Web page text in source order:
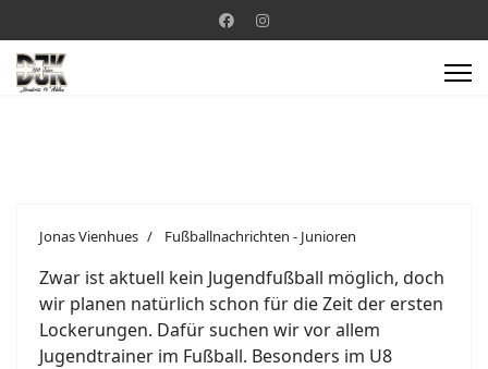
Jonas Vienhues Fußballnachrichten - Junioren
Zwar ist aktuell kein Jugendfußball möglich, doch
wir planen natürlich schon für die Zeit der ersten
Lockerungen. Dafür suchen wir vor allem
Jugendtrainer im Fußball. Besonders im U8